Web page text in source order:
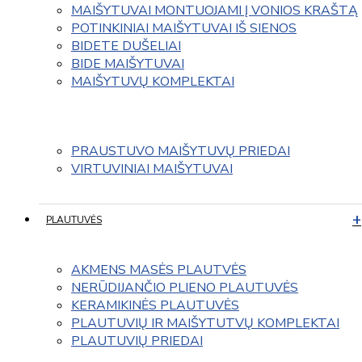
MAIŠYTUVAI MONTUOJAMI Į VONIOS KRAŠTĄ
POTINKINIAI MAIŠYTUVAI IŠ SIENOS
BIDETE DUŠELIAI
BIDE MAIŠYTUVAI
MAIŠYTUVŲ KOMPLEKTAI
PRAUSTUVO MAIŠYTUVŲ PRIEDAI
VIRTUVINIAI MAIŠYTUVAI
PLAUTUVĖS
AKMENS MASĖS PLAUTVĖS
NERŪDIJANČIO PLIENO PLAUTUVĖS
KERAMIKINĖS PLAUTUVĖS
PLAUTUVIŲ IR MAIŠYTUTVŲ KOMPLEKTAI
PLAUTUVIŲ PRIEDAI